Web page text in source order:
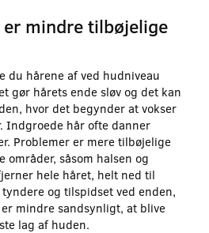
mindre tilbøjelige
du hårene af ved hudniveau
gør hårets ende sløv og det kan
hvor det begynder at vokser
Indgroede hår ofte danner
Problemer er mere tilbøjelige
områder, såsom halsen og
hele håret, helt ned til
og tilspidset ved enden,
mindre sandsynligt, at blive
lag af huden.